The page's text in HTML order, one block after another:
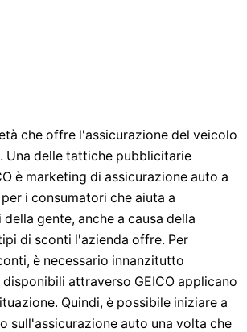
che offre l'assicurazione del veicolo
Una delle tattiche pubblicitarie
è marketing di assicurazione auto a
i consumatori che aiuta a
gente, anche a causa della
di sconti l'azienda offre. Per
è necessario innanzitutto
attraverso GEICO applicano
Quindi, è possibile iniziare a
sull'assicurazione auto una volta che